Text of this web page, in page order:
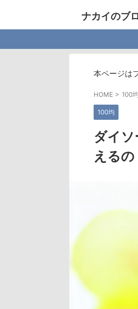
ナカイのブ
本ページは
HOME > 100均
100均
ダイ
えるの